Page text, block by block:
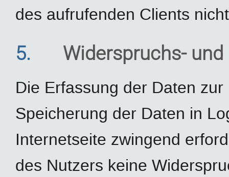
des aufrufenden Clients
5. Widerspruchs-
Die Erfassung der Daten
Speicherung der Daten in
Internetseite zwingend
des Nutzers keine